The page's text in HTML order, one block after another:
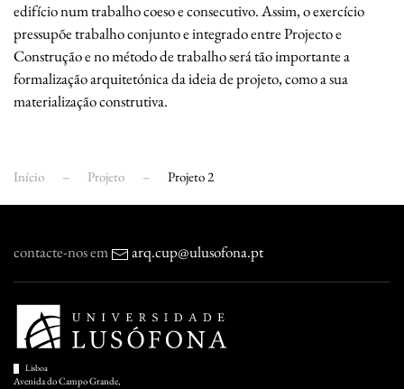
edifício num trabalho coeso e consecutivo. Assim, o exercício
pressupõe trabalho conjunto e integrado entre Projecto e
Construção e no método de trabalho será tão importante a
formalização arquitetónica da ideia de projeto, como a sua
materialização construtiva.
Início Projeto Projeto 2
contacte-nos em arq.cup@ulusofona.pt
Lisboa
Avenida do Campo Grande,